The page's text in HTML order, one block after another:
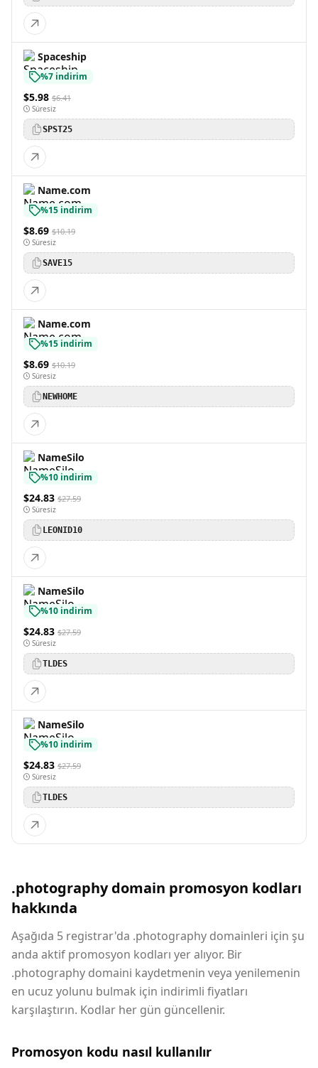
Spaceship
%7 indirim
$5.98 $6.41
Süresiz
SPST25
Name.com
%15 indirim
$8.69 $10.19
Süresiz
SAVE15
Name.com
%15 indirim
$8.69 $10.19
Süresiz
NEWHOME
NameSilo
%10 indirim
$24.83 $27.59
Süresiz
LEONID10
NameSilo
%10 indirim
$24.83 $27.59
Süresiz
TLDES
NameSilo
%10 indirim
$24.83 $27.59
Süresiz
TLDES
.photography domain promosyon kodları
hakkında
Aşağıda 5 registrar'da .photography domainleri için şu
anda aktif promosyon kodları yer alıyor. Bir
.photography domaini kaydetmenin veya yenilemenin
en ucuz yolunu bulmak için indirimli fiyatları
karşılaştırın. Kodlar her gün güncellenir.
Promosyon kodu nasıl kullanılır